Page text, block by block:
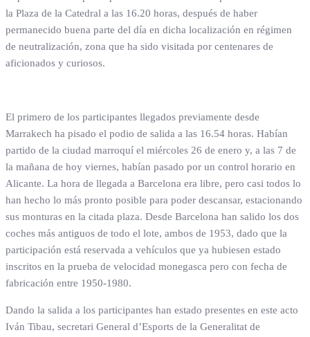
la Plaza de la Catedral a las 16.20 horas, después de haber
permanecido buena parte del día en dicha localización en régimen
de neutralización, zona que ha sido visitada por centenares de
aficionados y curiosos.
El primero de los participantes llegados previamente desde
Marrakech ha pisado el podio de salida a las 16.54 horas. Habían
partido de la ciudad marroquí el miércoles 26 de enero y, a las 7 de
la mañana de hoy viernes, habían pasado por un control horario en
Alicante. La hora de llegada a Barcelona era libre, pero casi todos lo
han hecho lo más pronto posible para poder descansar, estacionando
sus monturas en la citada plaza. Desde Barcelona han salido los dos
coches más antiguos de todo el lote, ambos de 1953, dado que la
participación está reservada a vehículos que ya hubiesen estado
inscritos en la prueba de velocidad monegasca pero con fecha de
fabricación entre 1950-1980.
Dando la salida a los participantes han estado presentes en este acto
Iván Tibau, secretari General d’Esports de la Generalitat de